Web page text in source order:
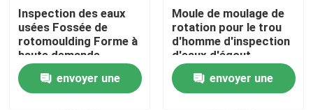
Visite d'usine
Contrôle de qualité
Contactez-nous
Inspection des eaux
usées Fossée de
rotomoulding Forme à
haute demande
envoyer une
Moule de moulage de
rotation pour le trou
d'homme d'inspection
d'eaux d'égout
envoyer une